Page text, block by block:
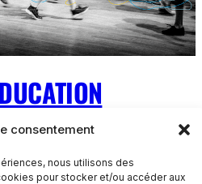
consentement
nous utilisons des
pour stocker et/ou accéder aux
inspirés des outils